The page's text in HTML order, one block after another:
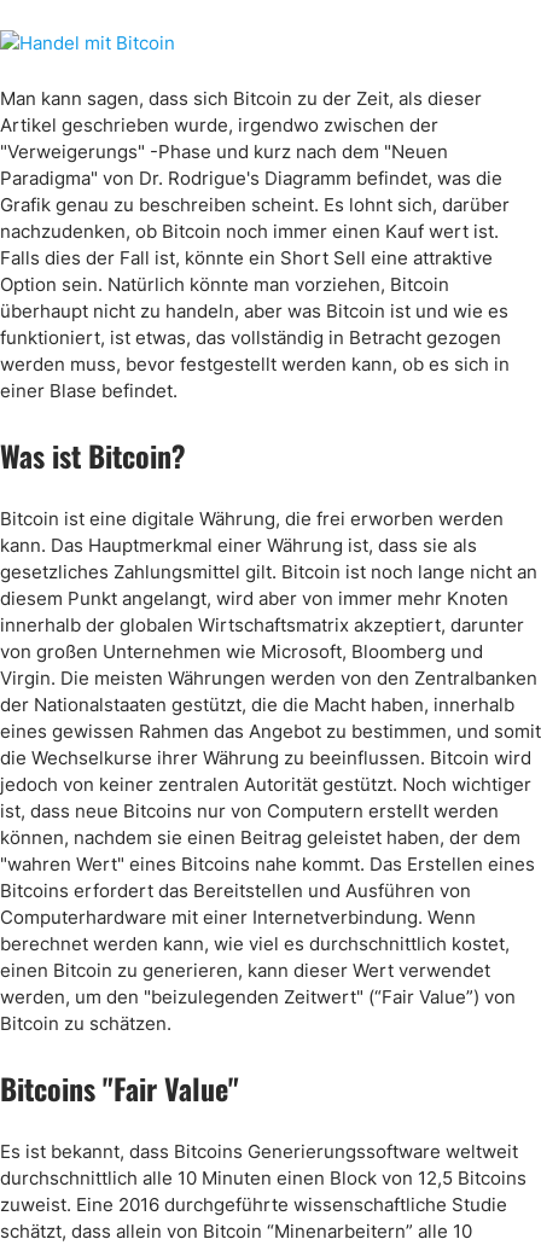
Man kann sagen, dass sich Bitcoin zu der Zeit, als dieser
Artikel geschrieben wurde, irgendwo zwischen der
"Verweigerungs" -Phase und kurz nach dem "Neuen
Paradigma" von Dr. Rodrigue's Diagramm befindet, was die
Grafik genau zu beschreiben scheint. Es lohnt sich, darüber
nachzudenken, ob Bitcoin noch immer einen Kauf wert ist.
Falls dies der Fall ist, könnte ein Short Sell eine attraktive
Option sein. Natürlich könnte man vorziehen, Bitcoin
überhaupt nicht zu handeln, aber was Bitcoin ist und wie es
funktioniert, ist etwas, das vollständig in Betracht gezogen
werden muss, bevor festgestellt werden kann, ob es sich in
einer Blase befindet.
Was ist Bitcoin?
Bitcoin ist eine digitale Währung, die frei erworben werden
kann. Das Hauptmerkmal einer Währung ist, dass sie als
gesetzliches Zahlungsmittel gilt. Bitcoin ist noch lange nicht an
diesem Punkt angelangt, wird aber von immer mehr Knoten
innerhalb der globalen Wirtschaftsmatrix akzeptiert, darunter
von großen Unternehmen wie Microsoft, Bloomberg und
Virgin. Die meisten Währungen werden von den Zentralbanken
der Nationalstaaten gestützt, die die Macht haben, innerhalb
eines gewissen Rahmen das Angebot zu bestimmen, und somit
die Wechselkurse ihrer Währung zu beeinflussen. Bitcoin wird
jedoch von keiner zentralen Autorität gestützt. Noch wichtiger
ist, dass neue Bitcoins nur von Computern erstellt werden
können, nachdem sie einen Beitrag geleistet haben, der dem
"wahren Wert" eines Bitcoins nahe kommt. Das Erstellen eines
Bitcoins erfordert das Bereitstellen und Ausführen von
Computerhardware mit einer Internetverbindung. Wenn
berechnet werden kann, wie viel es durchschnittlich kostet,
einen Bitcoin zu generieren, kann dieser Wert verwendet
werden, um den "beizulegenden Zeitwert" (“Fair Value”) von
Bitcoin zu schätzen.
Bitcoins "Fair Value"
Es ist bekannt, dass Bitcoins Generierungssoftware weltweit
durchschnittlich alle 10 Minuten einen Block von 12,5 Bitcoins
zuweist. Eine 2016 durchgeführte wissenschaftliche Studie
schätzt, dass allein von Bitcoin “Minenarbeitern” alle 10